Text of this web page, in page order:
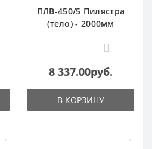
ПЛВ-450/5 Пилястра
(тело) - 2000мм
0
8 337.00руб.
В КОРЗИНУ